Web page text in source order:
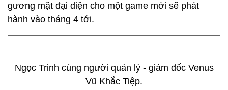
gương mặt đại diện cho một game mới sẽ phát
hành vào tháng 4 tới.
Ngọc Trinh cùng người quản lý - giám đốc Venus
Vũ Khắc Tiệp.